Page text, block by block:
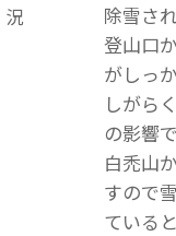
況
除雪さ
登山口
がしっ
しがら
の影響
白禿山
すので
ている